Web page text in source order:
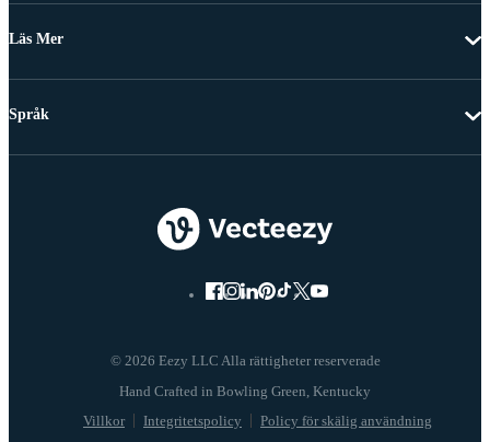
Läs Mer
© 2026 Eezy LLC Alla rättigheter reserverade
Villkor Integritetspolicy Policy för skälig användning
Språk